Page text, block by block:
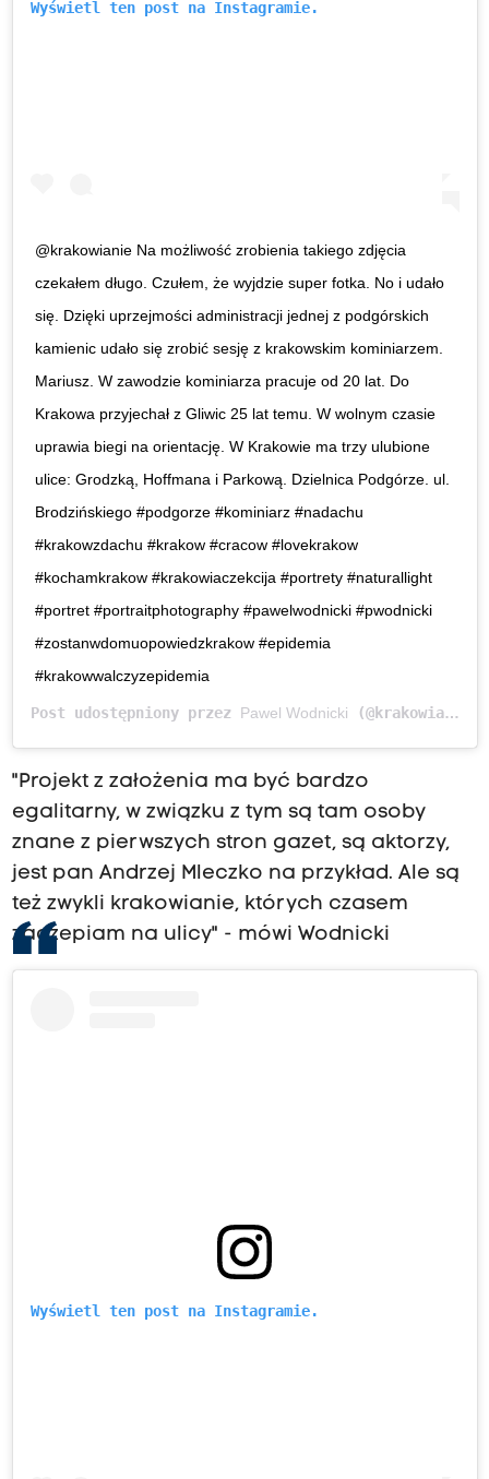
Wyświetl ten post na Instagramie.
@krakowianie Na możliwość zrobienia takiego zdjęcia
czekałem długo. Czułem, że wyjdzie super fotka. No i udało
się. Dzięki uprzejmości administracji jednej z podgórskich
kamienic udało się zrobić sesję z krakowskim kominiarzem.
Mariusz. W zawodzie kominiarza pracuje od 20 lat. Do
Krakowa przyjechał z Gliwic 25 lat temu. W wolnym czasie
uprawia biegi na orientację. W Krakowie ma trzy ulubione
ulice: Grodzką, Hoffmana i Parkową. Dzielnica Podgórze. ul.
Brodzińskiego #podgorze #kominiarz #nadachu
#krakowzdachu #krakow #cracow #lovekrakow
#kochamkrakow #krakowiaczekcija #portrety #naturallight
#portret #portraitphotography #pawelwodnicki #pwodnicki
#zostanwdomuopowiedzkrakow #epidemia
#krakowwalczyzepidemia
Post udostępniony przez Pawel Wodnicki (@krakowianie)
"Projekt z założenia ma być bardzo
egalitarny, w związku z tym są tam osoby
znane z pierwszych stron gazet, są aktorzy,
jest pan Andrzej Mleczko na przykład. Ale są
też zwykli krakowianie, których czasem
zaczepiam na ulicy" - mówi Wodnicki
Wyświetl ten post na Instagramie.